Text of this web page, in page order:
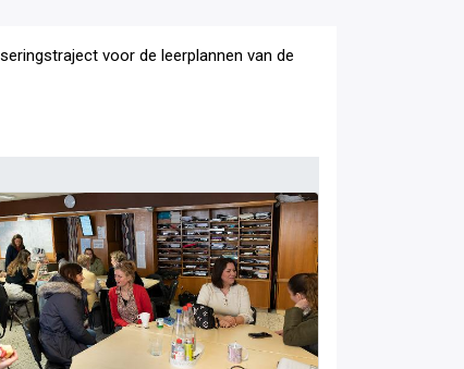
voor de leerplannen van de